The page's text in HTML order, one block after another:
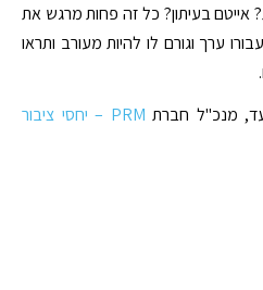
אייטם בעיתון? כל זה פחות מרגש את
ערך וגורם לו להיות מעורב ותראו
מנכ"ל חברת
PRM – יחסי ציבור